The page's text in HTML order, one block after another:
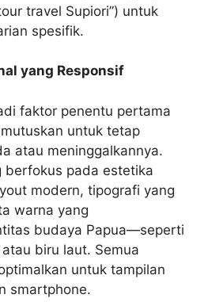
travel Supiori”) untuk
spesifik.
yang Responsif
faktor penentu pertama
untuk tetap
atau meninggalkannya.
berfokus pada estetika
modern, tipografi yang
warna yang
budaya Papua—seperti
biru laut. Semua
untuk tampilan
smartphone.